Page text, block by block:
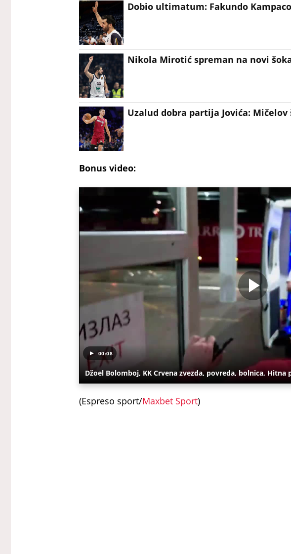
Dobio ultimatum: Fakundo
Nikola Mirotić spreman na novi
Uzalud dobra partija Jovića:
Bonus video:
00:08
Džoel Bolomboj, KK Crvena zvezda, povreda, bolnica, Hitna
(Espreso sport/Maxbet Sport)